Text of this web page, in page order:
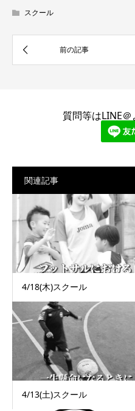
スクール
質問等はLINE
関連記事
4/18(木)スクール
4/13(土)スクール